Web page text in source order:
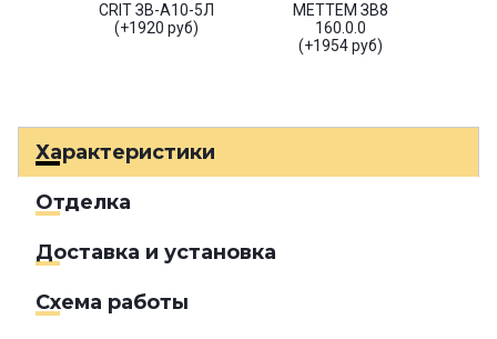
CRIT ЗВ-А10-5Л
(+1920 руб)
МЕТТЕМ ЗВ8
160.0.0
(+1954 руб)
Характеристики
Отделка
Доставка и установка
Схема работы